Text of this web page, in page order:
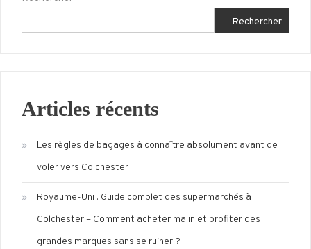
Rechercher
Articles récents
Les règles de bagages à connaître absolument avant de
voler vers Colchester
Royaume-Uni : Guide complet des supermarchés à
Colchester – Comment acheter malin et profiter des
grandes marques sans se ruiner ?